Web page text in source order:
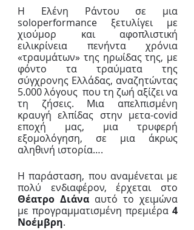
Η Ελένη Ράντου σε μια
soloperformance ξετυλίγει με
χιούμορ και αφοπλιστική
ειλικρίνεια πενήντα χρόνια
«τραυμάτων» της ηρωίδας της, με
φόντο τα τραύματα της
σύγχρονης Ελλάδας, αναζητώντας
5.000 λόγους  που τη ζωή αξίζει να
τη ζήσεις. Μια απελπισμένη
κραυγή ελπίδας στην μετα-covid
εποχή μας, μια τρυφερή
εξομολόγηση, σε μια άκρως
αληθινή ιστορία….
Η παράσταση, που αναμένεται με
Θέατρο Διάνα αυτό το χειμώνα
με προγραμματισμένη πρεμιέρα 4
Νοέμβρη.